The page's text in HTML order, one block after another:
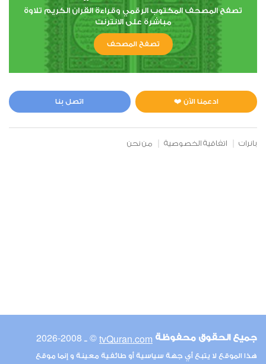
تصفح المصحف المكتوب الرقمي وقراءة القران الكريم تلاوة
مباشرة على الانترنت
تصفح المصحف
ادعمنا الآن ❤️ اتصل بنا
بانرات اتفاقية الخصوصية من نحن
جميع الحقوق محفوظة tvQuran.com© ـ 2008-2026
هذا الموقع لا يتبع أي جهة سياسية أو طائفية معينة و إنما موقع